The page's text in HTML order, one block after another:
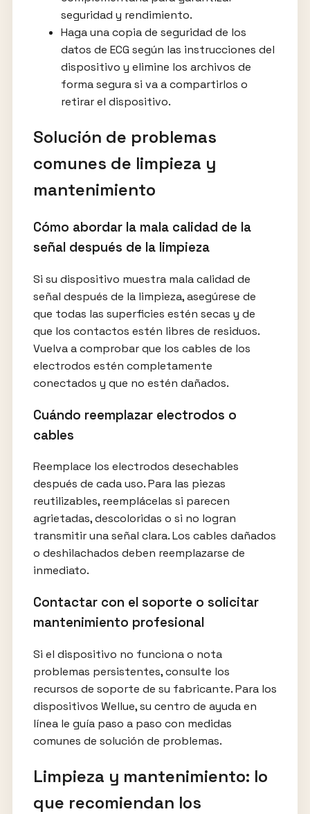
seguridad y rendimiento.
Haga una copia de seguridad de los
datos de ECG según las instrucciones del
dispositivo y elimine los archivos de
forma segura si va a compartirlos o
retirar el dispositivo.
Solución de problemas
comunes de limpieza y
mantenimiento
Cómo abordar la mala calidad de la
señal después de la limpieza
Si su dispositivo muestra mala calidad de
señal después de la limpieza, asegúrese de
que todas las superficies estén secas y de
que los contactos estén libres de residuos.
Vuelva a comprobar que los cables de los
electrodos estén completamente
conectados y que no estén dañados.
Cuándo reemplazar electrodos o
cables
Reemplace los electrodos desechables
después de cada uso. Para las piezas
reutilizables, reemplácelas si parecen
agrietadas, descoloridas o si no logran
transmitir una señal clara. Los cables dañados
o deshilachados deben reemplazarse de
inmediato.
Contactar con el soporte o solicitar
mantenimiento profesional
Si el dispositivo no funciona o nota
problemas persistentes, consulte los
recursos de soporte de su fabricante. Para los
dispositivos Wellue, su centro de ayuda en
línea le guía paso a paso con medidas
comunes de solución de problemas.
Limpieza y mantenimiento: lo
que recomiendan los